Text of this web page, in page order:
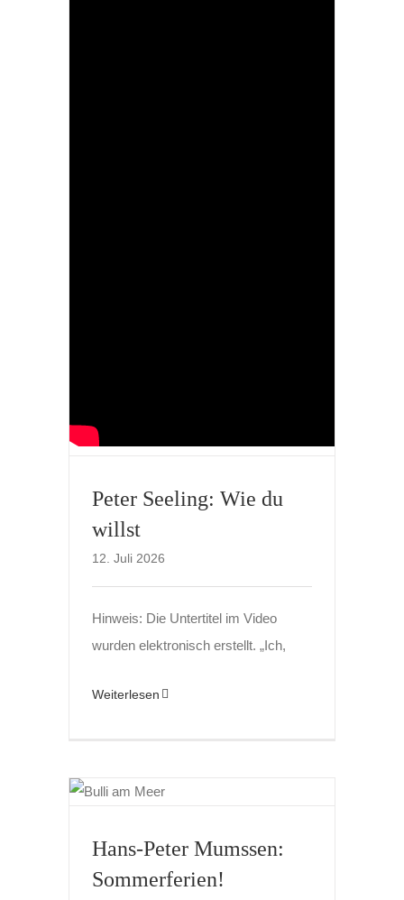
Peter Seeling: Wie du
willst
12. Juli 2026
Hinweis: Die Untertitel im Video
wurden elektronisch erstellt. „Ich,
Weiterlesen
Hans-Peter Mumssen:
Sommerferien!